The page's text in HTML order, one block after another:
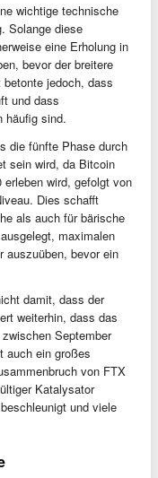
wichtige technische
Solange diese
eine Erholung in
bevor der breitere
jedoch, dass
und dass
häufig sind.
die fünfte Phase durch
sein wird, da Bitcoin
wird, gefolgt von
Dies schafft
als auch für bärische
maximalen
auszuüben, bevor ein
damit, dass der
weiterhin, dass das
September
auch ein großes
von FTX
Katalysator
und viele